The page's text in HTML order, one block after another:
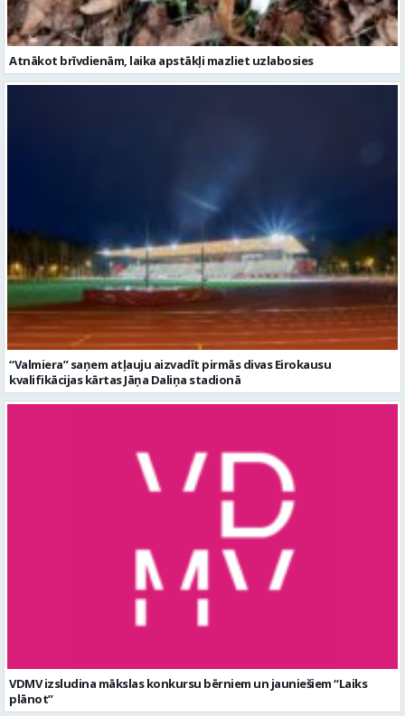
Atnākot brīvdienām, laika apstākļi mazliet uzlabosies
“Valmiera” saņem atļauju aizvadīt pirmās divas Eirokausu
kvalifikācijas kārtas Jāņa Daliņa stadionā
VDMV izsludina mākslas konkursu bērniem un jauniešiem “Laiks
plānot”